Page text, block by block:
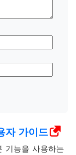
자 가이드
기능을 사용하는